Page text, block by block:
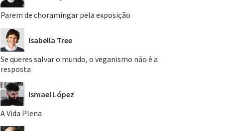
Parem de choramingar pela exposição
Isabella Tree
Se queres salvar o mundo, o veganismo não é a
resposta
Ismael López
A Vida Plena